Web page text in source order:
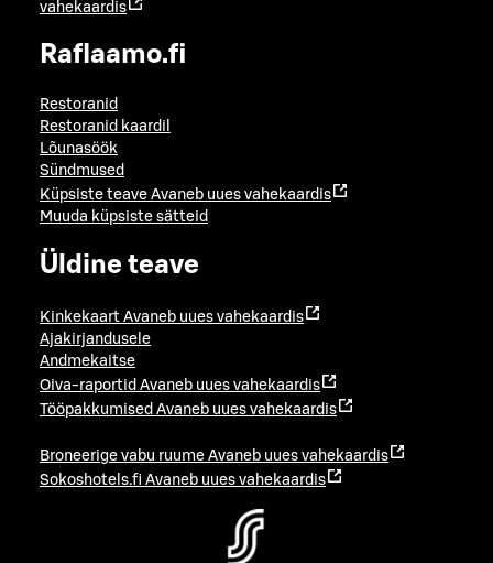
vahekaardis
Raflaamo.fi
Restoranid
Restoranid kaardil
Lõunasöök
Sündmused
Küpsiste teave Avaneb uues vahekaardis
Muuda küpsiste sätteid
Üldine teave
Kinkekaart Avaneb uues vahekaardis
Ajakirjandusele
Andmekaitse
Oiva-raportid Avaneb uues vahekaardis
Tööpakkumised Avaneb uues vahekaardis
Broneerige vabu ruume Avaneb uues vahekaardis
Sokoshotels.fi Avaneb uues vahekaardis